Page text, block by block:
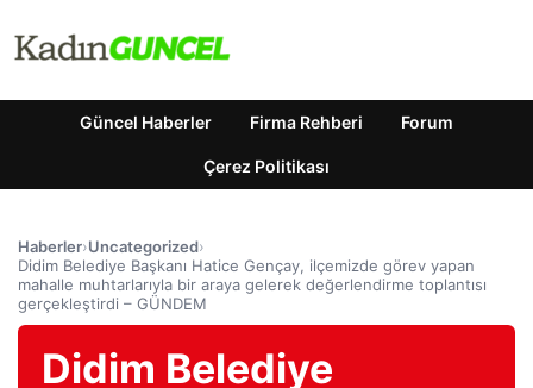
Güncel Haberler Firma Rehberi Forum
Çerez Politikası
Haberler›Uncategorized›
Didim Belediye Başkanı Hatice Gençay, ilçemizde görev yapan
mahalle muhtarlarıyla bir araya gelerek değerlendirme toplantısı
gerçekleştirdi – GÜNDEM
Didim Belediye